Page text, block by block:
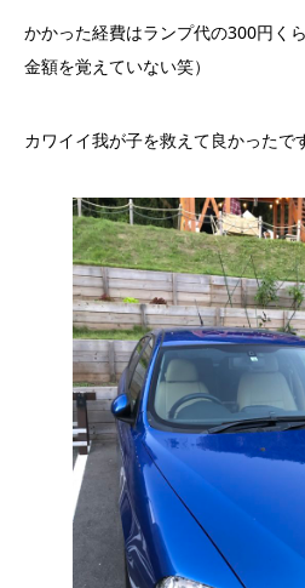
かかった経費はランプ代の300円く
金額を覚えていない笑）
カワイイ我が子を救えて良かったで